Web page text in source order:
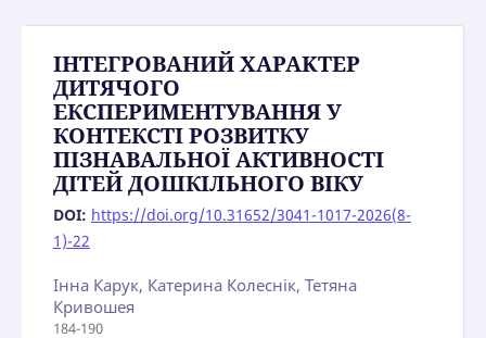
ІНТЕГРОВАНИЙ ΧΑΡΑΚΤΕΡ
ДИТЯЧОГО
ЕКСПЕРИМЕНТУВАННЯ У
КОНТЕКСТІ РОЗВИТКУ
ПІЗНАВАЛЬНОЇ АКТИВНОСТІ
ДІТЕЙ ДОШКІЛЬНОГО ВІКУ
DOI: https://doi.org/10.31652/3041-1017-2026(8-
1)-22
Інна Карук, Катерина Колеснік, Тетяна
Кривошея
184-190